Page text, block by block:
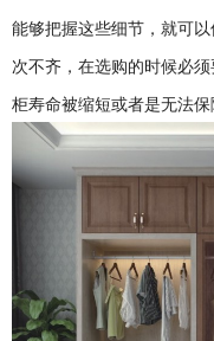
能够把握这些细节，就可
次不齐，在选购的时候必
柜寿命被缩短或者是无法保